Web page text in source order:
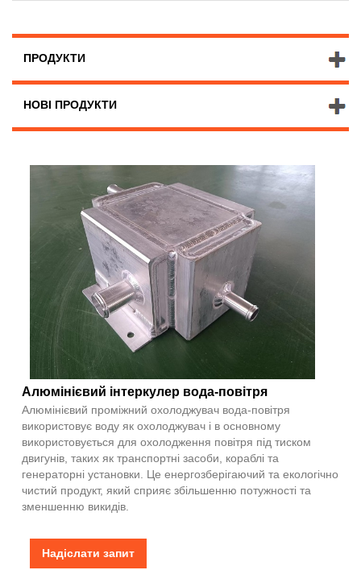
ПРОДУКТИ
НОВІ ПРОДУКТИ
Алюмінієвий інтеркулер вода-повітря
Алюмінієвий проміжний охолоджувач вода-повітря
використовує воду як охолоджувач і в основному
використовується для охолодження повітря під тиском
двигунів, таких як транспортні засоби, кораблі та
генераторні установки. Це енергозберігаючий та екологічно
чистий продукт, який сприяє збільшенню потужності та
зменшенню викидів.
Надіслати запит